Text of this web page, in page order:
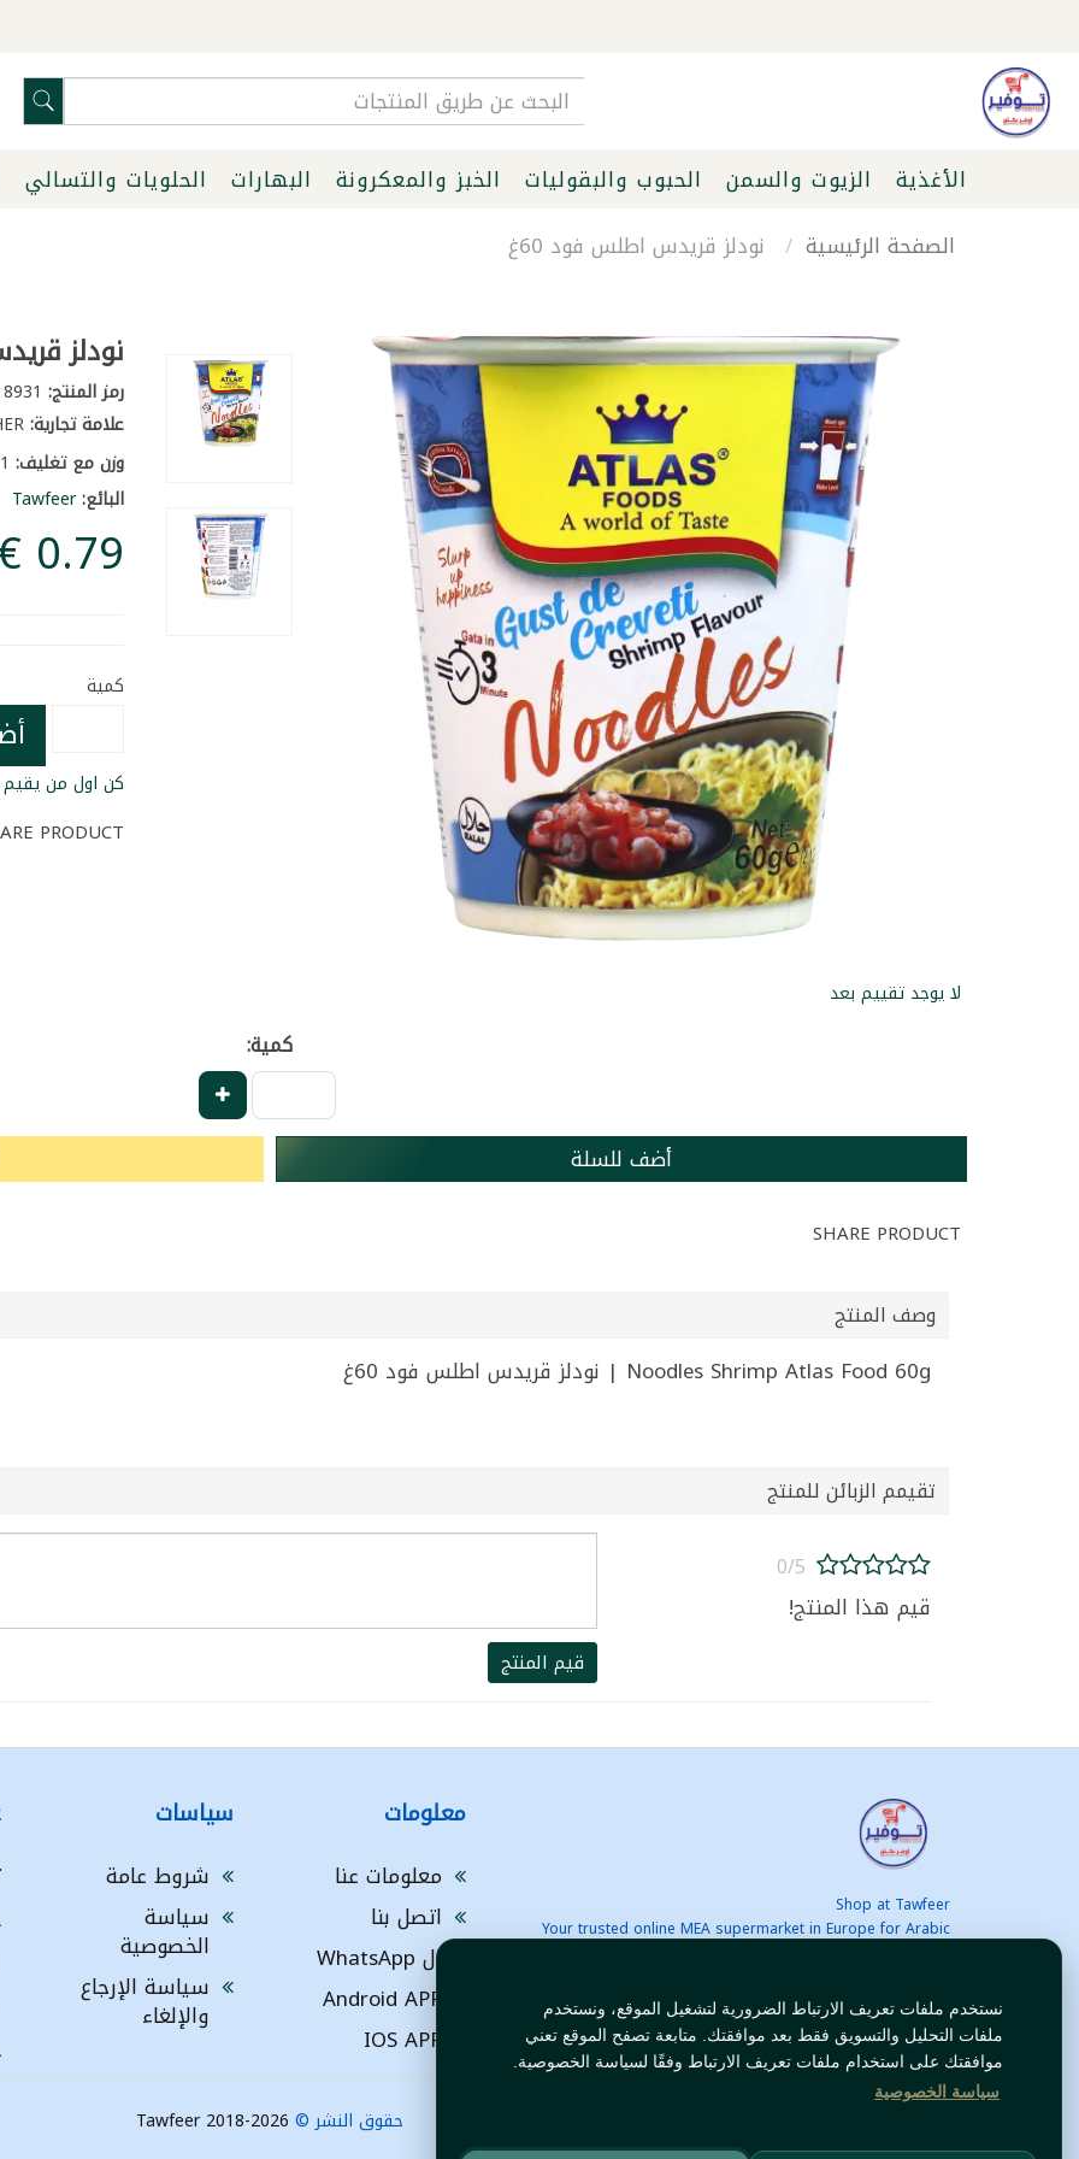
نستخدم ملفات تعريف الارتباط الضرورية لتشغيل الموقع، ونستخدم
ملفات التحليل والتسويق فقط بعد موافقتك. متابعة تصفح الموقع تعني
موافقتك على استخدام ملفات تعريف الارتباط وفقًا لسياسة الخصوصية.
سياسة الخصوصية
الأغذية الزيوت والسمن الحبوب والبقوليات الخبز والمعكرونة البهارات الحلويات والتسالي
الصفحة الرئيسية
نودلز قريدس اطلس فود 60غ
نودلز
رمز المنتج:8931
علامة تجارية:OTHER
وزن مع تغليف:0.1 كغ
البائع:Tawfeer
كمية
كن اول من يقيم
PRODUCT
لا يوجد تقييم بعد
كمية:
أضف للسلة
SHARE PRODUCT
وصف المنتج
Noodles Shrimp Atlas Food 60g | نودلز قريدس اطلس فود 60غ
تقيمم الزبائن للمنتج
0/5
قيم هذا المنتج!
قيم المنتج
Shop at Tawfeer
Your trusted online MEA supermarket in Europe for Arabic
معلومات
معلومات عنا
اتصل بنا
ال WhatsApp
Android APP
IOS APP
سياسات
شروط عامة
سياسة
الخصوصية
سياسة الإرجاع
والإلغاء
حقوق النشر © Tawfeer 2018-2026